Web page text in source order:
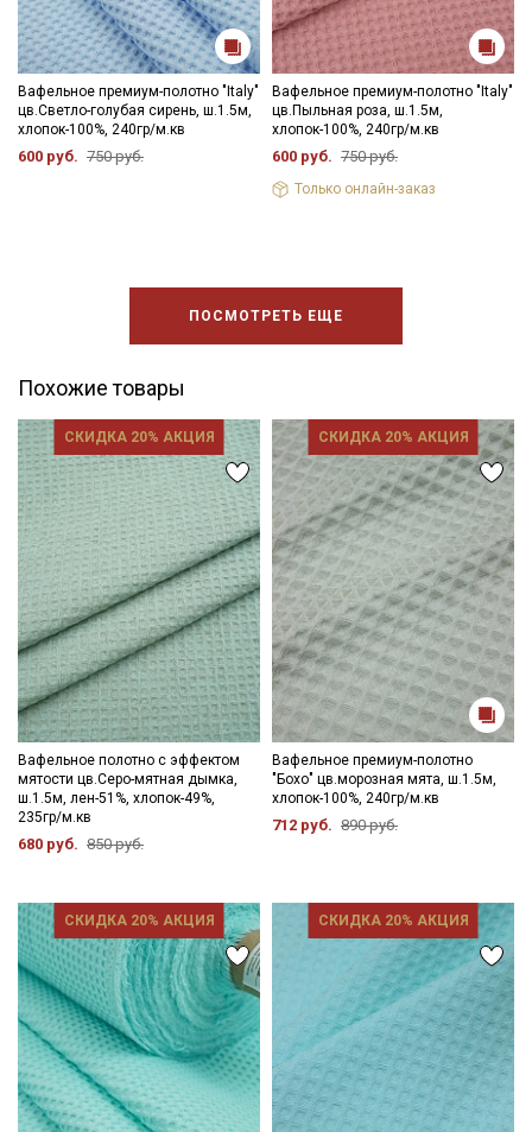
Вафельное премиум-полотно "Italy"
цв.Светло-голубая сирень, ш.1.5м,
хлопок-100%, 240гр/м.кв
600 руб. 750 руб.
Вафельное премиум-полотно "Italy"
цв.Пыльная роза, ш.1.5м,
хлопок-100%, 240гр/м.кв
600 руб. 750 руб.
Только онлайн-заказ
ПОСМОТРЕТЬ ЕЩЕ
Похожие товары
СКИДКА 20% АКЦИЯ
Вафельное полотно с эффектом
мятости цв.Серо-мятная дымка,
ш.1.5м, лен-51%, хлопок-49%,
235гр/м.кв
680 руб. 850 руб.
СКИДКА 20% АКЦИЯ
Вафельное премиум-полотно
"Бохо" цв.морозная мята, ш.1.5м,
хлопок-100%, 240гр/м.кв
712 руб. 890 руб.
СКИДКА 20% АКЦИЯ СКИДКА 20% АКЦИЯ
информационных рассылок